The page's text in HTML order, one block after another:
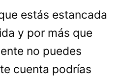
estás estancada
y por más que
no puedes
cuenta podrías